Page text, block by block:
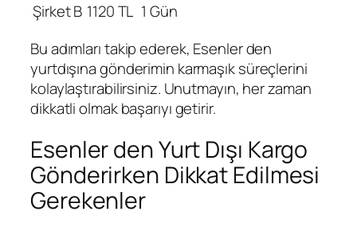
Şirket B 1120 TL 1 Gün
Bu adımları takip ederek, Esenler den
yurtdışına gönderimin karmaşık süreçlerini
kolaylaştırabilirsiniz. Unutmayın, her zaman
dikkatli olmak başarıyı getirir.
Esenler den Yurt Dışı Kargo
Gönderirken Dikkat Edilmesi
Gerekenler